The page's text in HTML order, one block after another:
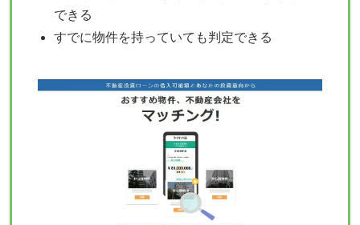
できる
すでに物件を持っていても判定できる